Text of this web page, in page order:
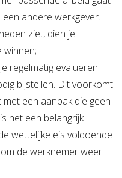
andere werkgever.
ziet, dien je
winnen;
regelmatig evalueren
bijstellen. Dit voorkomt
een aanpak die geen
het een belangrijk
wettelijke eis voldoende
de werknemer weer